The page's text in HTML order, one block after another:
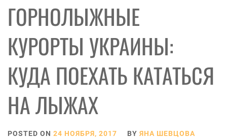
ГОРНОЛЫЖНЫЕ
КУРОРТЫ УКРАИНЫ:
КУДА ПОЕХАТЬ КАТАТЬСЯ
НА ЛЫЖАХ
POSTED ON 24 НОЯБРЯ, 2017 BY ЯНА ШЕВЦОВА